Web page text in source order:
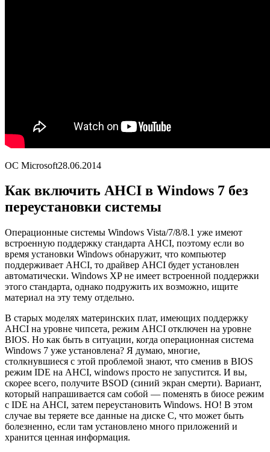
ОС Microsoft28.06.2014
Как включить AHCI в Windows 7 без
переустановки системы
Операционные системы Windows Vista/7/8/8.1 уже имеют
встроенную поддержку стандарта AHCI, поэтому если во
время установки Windows обнаружит, что компьютер
поддерживает AHCI, то драйвер AHCI будет установлен
автоматически. Windows XP не имеет встроенной поддержки
этого стандарта, однако подружить их возможно, ищите
материал на эту тему отдельно.
В старых моделях материнских плат, имеющих поддержку
AHCI на уровне чипсета, режим AHCI отключен на уровне
BIOS. Но как быть в ситуации, когда операционная система
Windows 7 уже установлена? Я думаю, многие,
столкнувшиеся с этой проблемой знают, что сменив в BIOS
режим IDE на AHCI, windows просто не запустится. И вы,
скорее всего, получите BSOD (синий экран смерти). Вариант,
который напрашивается сам собой — поменять в биосе режим
с IDE на AHCI, затем переустановить Windows. НО! В этом
случае вы теряете все данные на диске C, что может быть
болезненно, если там установлено много приложений и
хранится ценная информация.